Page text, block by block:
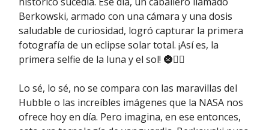
Berkowski, armado con una cámara y una dosis
saludable de curiosidad, logró capturar la primera
fotografía de un eclipse solar total. ¡Así es, la
primera selfie de la luna y el sol! 🌚💁‍♂️
Lo sé, lo sé, no se compara con las maravillas del
Hubble o las increíbles imágenes que la NASA nos
ofrece hoy en día. Pero imagina, en ese entonces,